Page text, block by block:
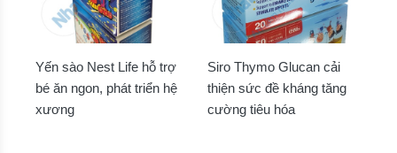
Yến sào Nest Life hỗ trợ
bé ăn ngon, phát triển hệ
xương
Siro Thymo Glucan cải
thiện sức đề kháng tăng
cường tiêu hóa